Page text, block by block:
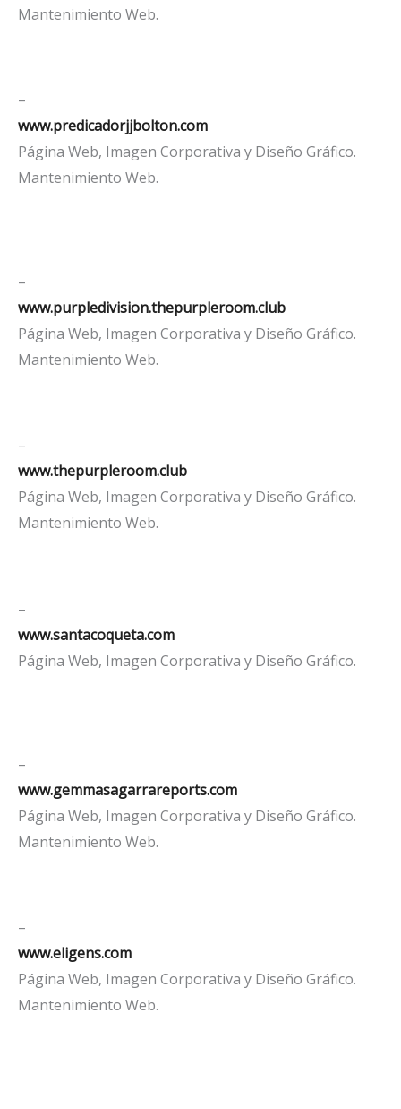
Mantenimiento Web.
–
www.predicadorjjbolton.com
Página Web, Imagen Corporativa y Diseño Gráfico.
Mantenimiento Web.
–
www.purpledivision.thepurpleroom.club
Página Web, Imagen Corporativa y Diseño Gráfico.
Mantenimiento Web.
–
www.thepurpleroom.club
Página Web, Imagen Corporativa y Diseño Gráfico.
Mantenimiento Web.
–
www.santacoqueta.com
Página Web, Imagen Corporativa y Diseño Gráfico.
–
www.gemmasagarrareports.com
Página Web, Imagen Corporativa y Diseño Gráfico.
Mantenimiento Web.
–
www.eligens.com
Página Web, Imagen Corporativa y Diseño Gráfico.
Mantenimiento Web.